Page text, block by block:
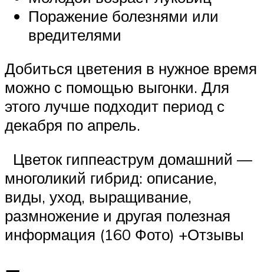
Поражение болезнями или
вредителями
Добиться цветения в нужное время
можно с помощью выгонки. Для
этого лучше подходит период с
декабря по апрель.
Цветок гиппеаструм домашний —
многоликий гибрид: описание,
виды, уход, выращивание,
размножение и другая полезная
информация (160 Фото) +Отзывы